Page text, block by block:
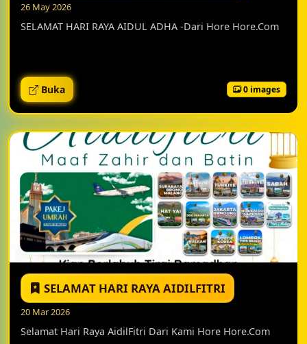
26 May 2026
SELAMAT HARI RAYA AIDUL ADHA -Dari Hore Hore.Com
Buka 0 images
SELAMAT HARI RAYA AIDILFITRI
20 Mar 2026
Selamat Hari Raya AidilFitri Dari Kami Hore Hore.Com